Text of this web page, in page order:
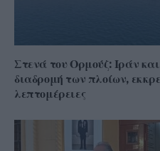
Στενά του Ορμούζ: Ιράν
διαδρομή των πλοίων,
λεπτομέρειες